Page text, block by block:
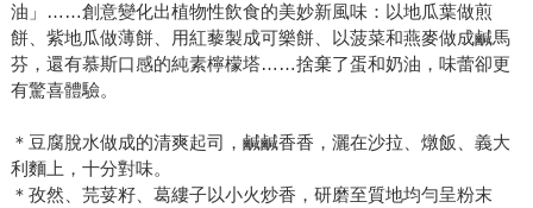
麼變化才不會吃膩？養生達人早乙女修、蘇富家老師揉合飲
食金字塔的六大類食物巧妙搭配運用，徹底顛覆你的「肉」
味蕾，用超讚手藝把你養成絕對「菜」舌頭。《發現粗食好
食》 定居於在奧勒岡州的波特蘭市的夫妻達娜．舒爾茲在與
約翰，成立了一個「極簡烘焙師」（Minimalist Baker）部落
格，分享充滿創意而又簡單的全植物純蔬料理，豐盈口感完
油」……創意變化出植物性飲食的美妙新風味：以地瓜葉做煎
餅、紫地瓜做薄餅、用紅藜製成可樂餅、以菠菜和燕麥做成鹹馬
芬，還有慕斯口感的純素檸檬塔……捨棄了蛋和奶油，味蕾卻更
有驚喜體驗。
＊豆腐脫水做成的清爽起司，鹹鹹香香，灑在沙拉、燉飯、義大
利麵上，十分對味。
＊孜然、芫荽籽、葛縷子以小火炒香，研磨至質地均勻呈粉末